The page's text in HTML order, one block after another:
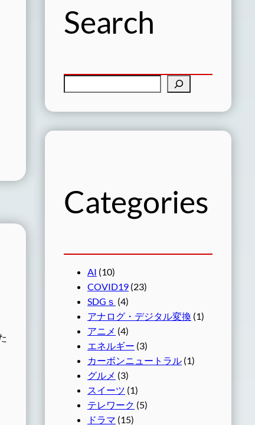
Search
Categories
AI (10)
COVID19 (23)
SDGｓ (4)
アナログ・デジタル変換 (1)
アニメ (4)
エネルギー (3)
カーボンニュートラル (1)
グルメ (3)
スイーツ (1)
テレワーク (5)
ドラマ (15)